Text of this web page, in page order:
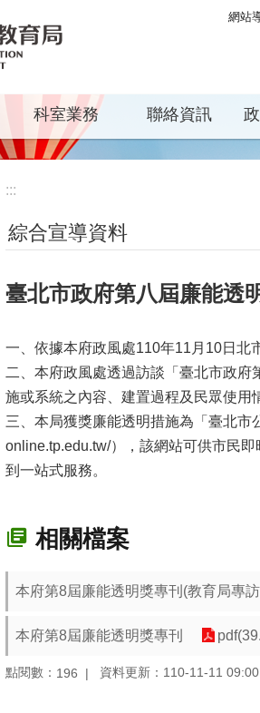
網站
科室業務 聯絡資訊
:::
綜合宣導資料
臺北市政府第八屆廉能透
一、依據本府政風處110年11月10日北
二、本府政風處透過訪談「臺北市政
施或系統之內容、建置過程及民眾使用
三、本局獲獎廉能透明措施為「臺北市
online.tp.edu.tw/），該網站可供市民
到一站式服務。
相關檔案
本府第8屆廉能透明獎專刊(教育局專
本府第8屆廉能透明獎專刊
點閱數： 196 資料更新：110-11-11 09:00